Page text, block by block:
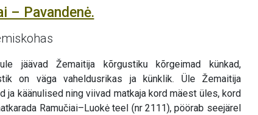
– Pavandenė.
jäävad Žemaitija kõrgustiku kõrgeimad künkad,
on väga vaheldusrikas ja künklik. Üle Žemaitija
ja käänulised ning viivad matkaja kord mäest üles, kord
Ramučiai–Luokė teel (nr 2111), pöörab seejärel